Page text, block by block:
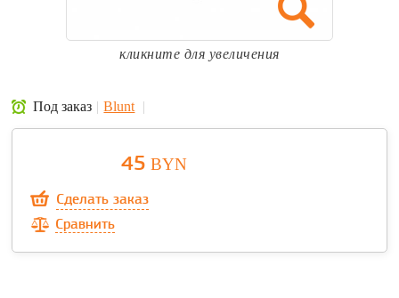
кликните для увеличения
Под заказ Blunt
45 BYN
Сделать заказ
Сравнить